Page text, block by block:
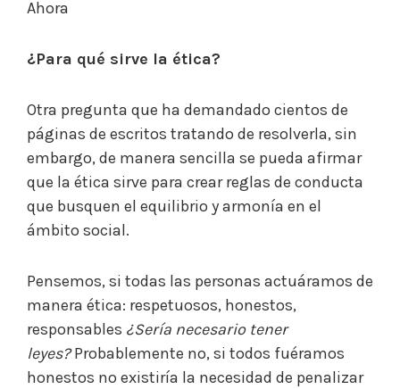
Ahora
¿Para qué sirve la ética?
Otra pregunta que ha demandado cientos de
páginas de escritos tratando de resolverla, sin
embargo, de manera sencilla se pueda afirmar
que la ética sirve para crear reglas de conducta
que busquen el equilibrio y armonía en el
ámbito social.
Pensemos, si todas las personas actuáramos de
manera ética: respetuosos, honestos,
responsables ¿Sería necesario tener
leyes? Probablemente no, si todos fuéramos
honestos no existiría la necesidad de penalizar